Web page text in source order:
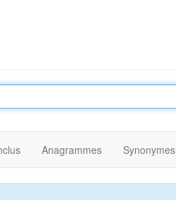
Anagrammes Synonymes